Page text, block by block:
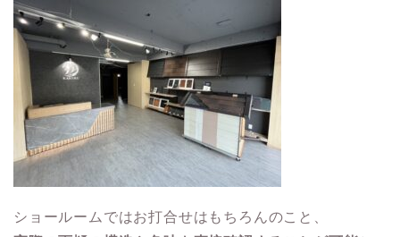
ショールームではお打合せはもちろんのこと、